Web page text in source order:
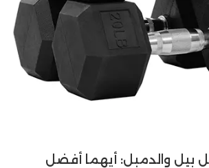
بيل والدمبل: أيهما أفضل